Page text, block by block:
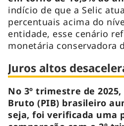
indício de que a Selic
percentuais acima do
entidade, esse cenário
monetária conservadora
Juros altos
No 3º trimestre de
Bruto (PIB) brasileiro
seja, foi verificada uma